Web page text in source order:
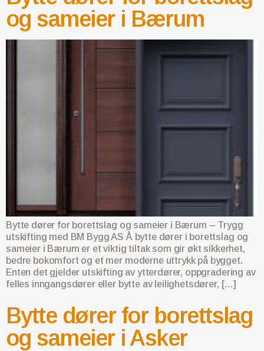
og sameier i Bærum
Bytte dører for borettslag og sameier i Bærum – Trygg
utskifting med BM Bygg AS Å bytte dører i borettslag og
sameier i Bærum er et viktig tiltak som gir økt sikkerhet,
bedre bokomfort og et mer moderne uttrykk på bygget.
Enten det gjelder utskifting av ytterdører, oppgradering av
felles inngangsdører eller bytte av leilighetsdører, […]
Bytte dører for borettslag
og sameier i Asker